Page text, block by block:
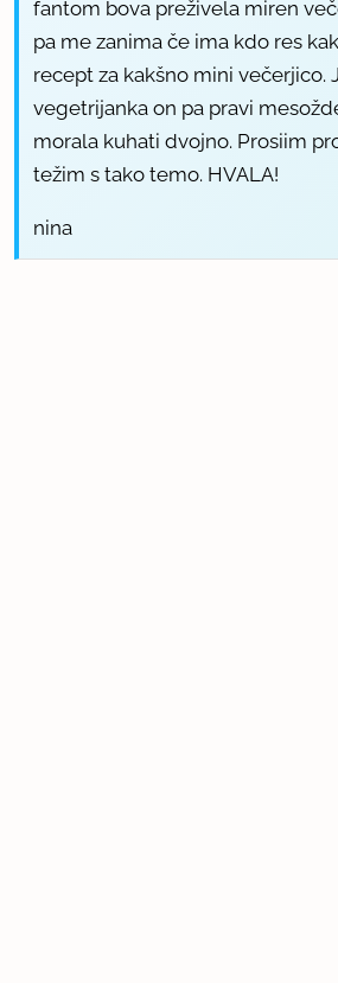
fantom bova preživela miren
pa me zanima če ima kdo res
recept za kakšno mini večerjico.
vegetrijanka on pa pravi
morala kuhati dvojno. Prosiim
težim s tako temo. HVALA!
nina